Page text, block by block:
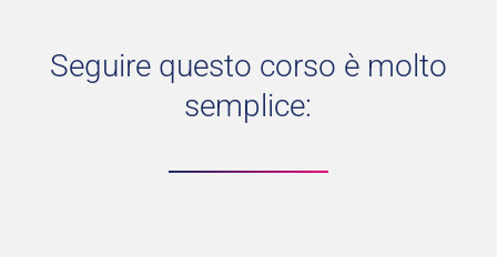
Seguire questo corso è molto
semplice: